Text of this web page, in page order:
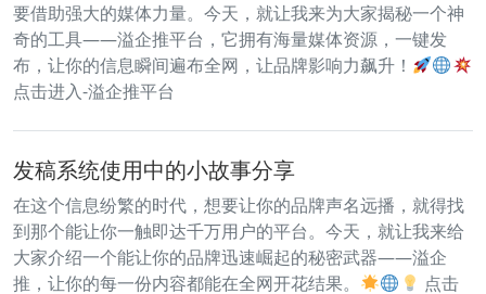
要借助强大的媒体力量。今天，就让我来为大家揭秘一个神
奇的工具——溢企推平台，它拥有海量媒体资源，一键发
布，让你的信息瞬间遍布全网，让品牌影响力飙升！
点击进入-溢企推平台
发稿系统使用中的小故事分享
在这个信息纷繁的时代，想要让你的品牌声名远播，就得找
到那个能让你一触即达千万用户的平台。今天，就让我来给
大家介绍一个能让你的品牌迅速崛起的秘密武器——溢企
推，让你的每一份内容都能在全网开花结果。
点击